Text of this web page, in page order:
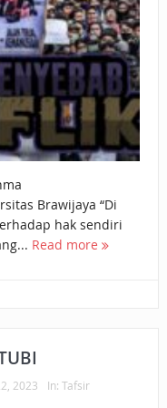
Brawijaya “Di
hak sendiri
Read more
2023 In: Tafsir